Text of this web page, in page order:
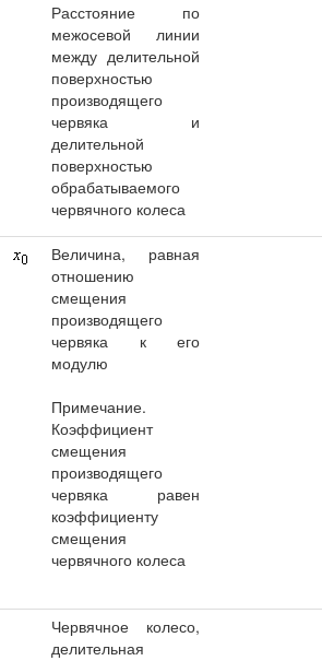
Расстояние по
межосевой линии
между делительной
поверхностью
производящего
червяка и
делительной
поверхностью
обрабатываемого
червячного колеса
Величина, равная
отношению
смещения
производящего
червяка к его
модулю
Примечание.
Коэффициент
смещения
производящего
червяка равен
коэффициенту
смещения
червячного колеса
Червячное колесо,
делительная